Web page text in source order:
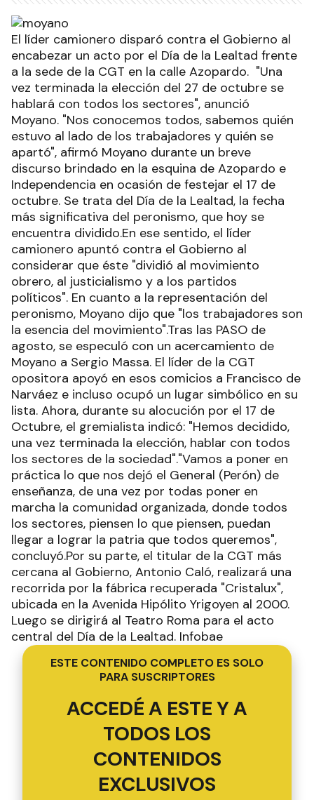
El líder camionero disparó contra el Gobierno al
encabezar un acto por el Día de la Lealtad frente
a la sede de la CGT en la calle Azopardo. "Una
vez terminada la elección del 27 de octubre se
hablará con todos los sectores", anunció
Moyano. "Nos conocemos todos, sabemos quién
estuvo al lado de los trabajadores y quién se
apartó", afirmó Moyano durante un breve
discurso brindado en la esquina de Azopardo e
Independencia en ocasión de festejar el 17 de
octubre. Se trata del Día de la Lealtad, la fecha
más significativa del peronismo, que hoy se
encuentra dividido.En ese sentido, el líder
camionero apuntó contra el Gobierno al
considerar que éste "dividió al movimiento
obrero, al justicialismo y a los partidos
políticos". En cuanto a la representación del
peronismo, Moyano dijo que "los trabajadores son
la esencia del movimiento".Tras las PASO de
agosto, se especuló con un acercamiento de
Moyano a Sergio Massa. El líder de la CGT
opositora apoyó en esos comicios a Francisco de
Narváez e incluso ocupó un lugar simbólico en su
lista. Ahora, durante su alocución por el 17 de
Octubre, el gremialista indicó: "Hemos decidido,
una vez terminada la elección, hablar con todos
los sectores de la sociedad"."Vamos a poner en
práctica lo que nos dejó el General (Perón) de
enseñanza, de una vez por todas poner en
marcha la comunidad organizada, donde todos
los sectores, piensen lo que piensen, puedan
llegar a lograr la patria que todos queremos",
concluyó.Por su parte, el titular de la CGT más
cercana al Gobierno, Antonio Caló, realizará una
recorrida por la fábrica recuperada "Cristalux",
ubicada en la Avenida Hipólito Yrigoyen al 2000.
Luego se dirigirá al Teatro Roma para el acto
central del Día de la Lealtad. Infobae
ESTE CONTENIDO COMPLETO ES SOLO
PARA SUSCRIPTORES
ACCEDÉ A ESTE Y A
TODOS LOS
CONTENIDOS
EXCLUSIVOS